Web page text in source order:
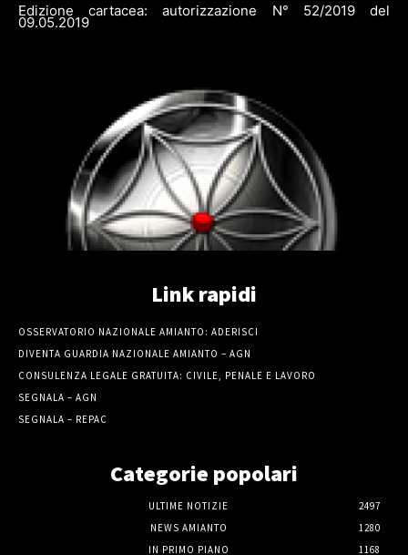
Edizione cartacea: autorizzazione N° 52/2019 del
09.05.2019
Link rapidi
OSSERVATORIO NAZIONALE AMIANTO: ADERISCI
DIVENTA GUARDIA NAZIONALE AMIANTO – AGN
CONSULENZA LEGALE GRATUITA: CIVILE, PENALE E LAVORO
SEGNALA – AGN
SEGNALA – REPAC
Categorie popolari
ULTIME NOTIZIE
2497
NEWS AMIANTO
1280
IN PRIMO PIANO
1168